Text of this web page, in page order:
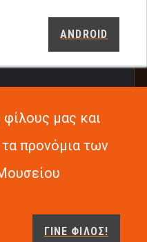
ANDROID
μας και
προνόμια των
ΓΙΝΕ ΦΙΛΟΣ!